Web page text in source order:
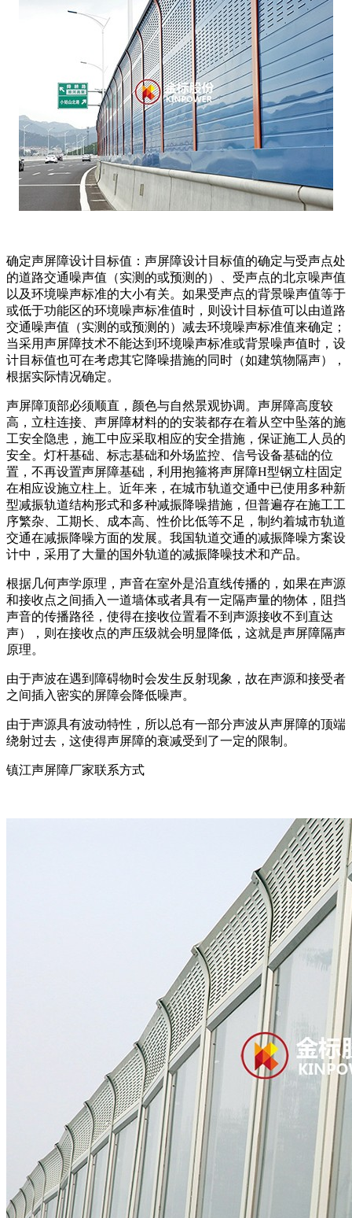
确定声屏障设计目标值：声屏障设计目标值的确定与受声点处
的道路交通噪声值（实测的或预测的）、受声点的北京噪声值
以及环境噪声标准的大小有关。如果受声点的背景噪声值等于
或低于功能区的环境噪声标准值时，则设计目标值可以由道路
交通噪声值（实测的或预测的）减去环境噪声标准值来确定；
当采用声屏障技术不能达到环境噪声标准或背景噪声值时，设
计目标值也可在考虑其它降噪措施的同时（如建筑物隔声），
根据实际情况确定。
声屏障顶部必须顺直，颜色与自然景观协调。声屏障高度较
高，立柱连接、声屏障材料的的安装都存在着从空中坠落的施
工安全隐患，施工中应采取相应的安全措施，保证施工人员的
安全。灯杆基础、标志基础和外场监控、信号设备基础的位
置，不再设置声屏障基础，利用抱箍将声屏障H型钢立柱固定
在相应设施立柱上。近年来，在城市轨道交通中已使用多种新
型减振轨道结构形式和多种减振降噪措施，但普遍存在施工工
序繁杂、工期长、成本高、性价比低等不足，制约着城市轨道
交通在减振降噪方面的发展。我国轨道交通的减振降噪方案设
计中，采用了大量的国外轨道的减振降噪技术和产品。
根据几何声学原理，声音在室外是沿直线传播的，如果在声源
和接收点之间插入一道墙体或者具有一定隔声量的物体，阻挡
声音的传播路径，使得在接收位置看不到声源接收不到直达
声），则在接收点的声压级就会明显降低，这就是声屏障隔声
原理。
由于声波在遇到障碍物时会发生反射现象，故在声源和接受者
之间插入密实的屏障会降低噪声。
由于声源具有波动特性，所以总有一部分声波从声屏障的顶端
绕射过去，这使得声屏障的衰减受到了一定的限制。
镇江声屏障厂家联系方式